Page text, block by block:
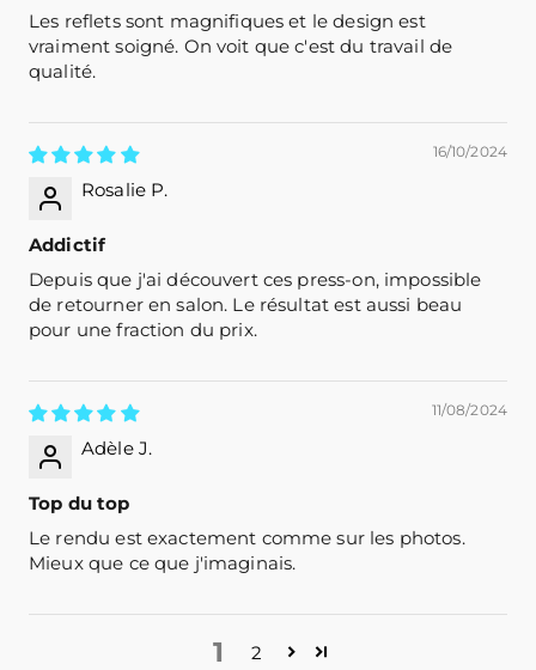
Les reflets sont magnifiques et le design est
vraiment soigné. On voit que c'est du travail de
qualité.
16/10/2024
Rosalie P.
Addictif
Depuis que j'ai découvert ces press-on, impossible
de retourner en salon. Le résultat est aussi beau
pour une fraction du prix.
11/08/2024
Adèle J.
Top du top
Le rendu est exactement comme sur les photos.
Mieux que ce que j'imaginais.
1 2